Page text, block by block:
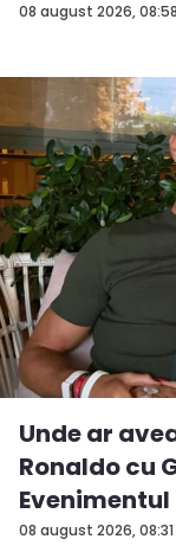
08 august 2026, 08:58
08 august 2026, 08:31
Unde ar
Ronaldo cu
ved...